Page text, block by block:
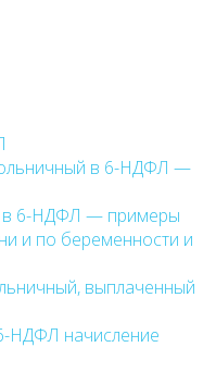
в 6-НДФЛ —
в 6-НДФЛ — примеры
и по беременности и
выплаченный
НДФЛ начисление